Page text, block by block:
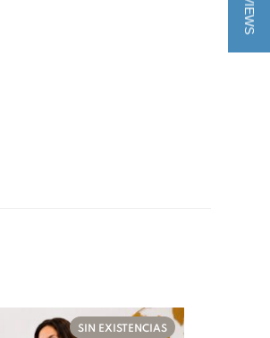
SIN EXISTENCIAS